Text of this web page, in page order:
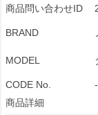
商品問い合わせID
BRAND
MODEL
CODE No.
-
商品詳細